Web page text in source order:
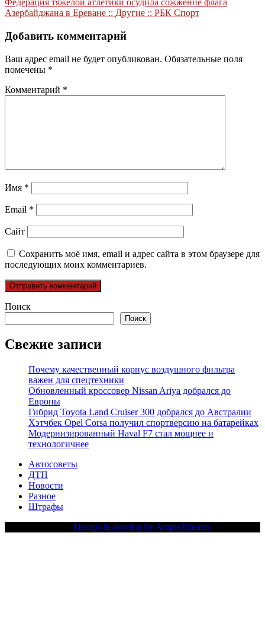
записям
Федерация тяжелой атлетики осудила сожжение флага
Азербайджана в Ереване :: Другие :: РБК Спорт
Добавить комментарий
Ваш адрес email не будет опубликован. Обязательные поля
помечены *
Комментарий *
Имя *
Email *
Сайт
Сохранить моё имя, email и адрес сайта в этом браузере для
последующих моих комментариев.
Поиск
Поиск
Свежие записи
Почему качественный корпус воздушного фильтра
важен для спецтехники
Обновленный кроссовер Nissan Ariya добрался до
Европы
Гибрид Toyota Land Cruiser 300 добрался до Австралии
Хэтчбек Opel Corsa получил спортверсию на батарейках
Модернизированный Haval F7 стал мощнее и
технологичнее
Автосоветы
ДТП
Новости
Разное
Штрафы
Design & develop by AmpleThemes